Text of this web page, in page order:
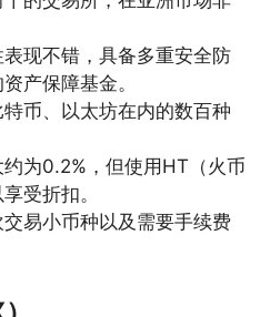
表现不错，具备多重安全防
产保障基金。
特币、以太坊在内的数百种
约为0.2%，但使用HT（火币
受折扣。
交易小币种以及需要手续费